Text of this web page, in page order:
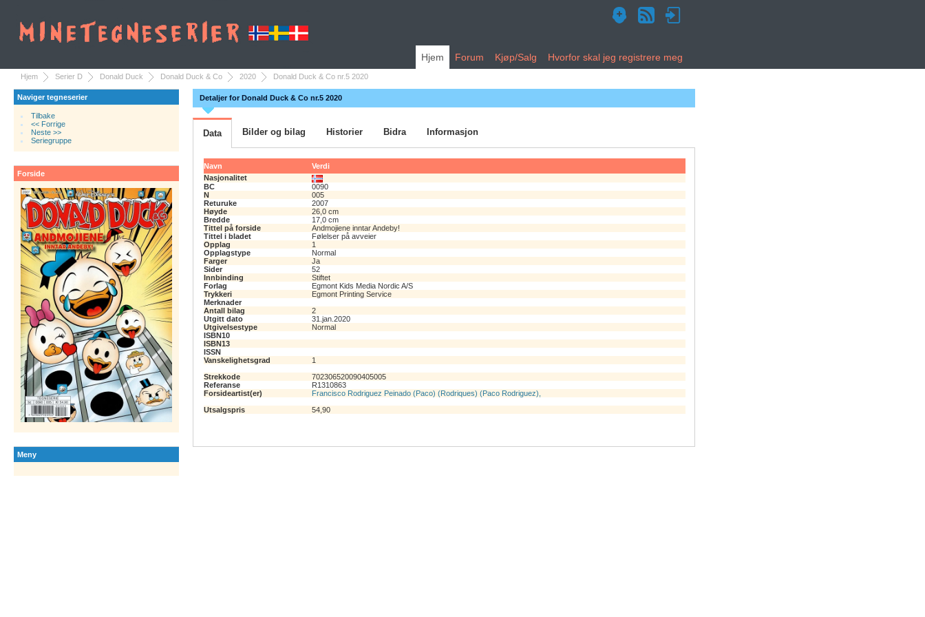
Hjem Forum Kjøp/Salg Hvorfor skal jeg registrere meg
Hjem Serier D Donald Duck Donald Duck & Co 2020 Donald Duck & Co nr.5 2020
Naviger tegneserier
Tilbake
<< Forrige
Neste >>
Seriegruppe
Forside
Meny
Detaljer for Donald Duck & Co nr.5 2020
Data Bilder og bilag Historier Bidra Informasjon
Navn
Verdi
Nasjonalitet
BC
0090
N
005
Returuke
2007
Høyde
26,0 cm
Bredde
17,0 cm
Tittel på forside
Andmojiene inntar Andeby!
Tittel i bladet
Følelser på avveier
Opplag
1
Opplagstype
Normal
Farger
Ja
Sider
52
Innbinding
Stiftet
Forlag
Egmont Kids Media Nordic A/S
Trykkeri
Egmont Printing Service
Merknader
Antall bilag
2
Utgitt dato
31.jan.2020
Utgivelsestype
Normal
ISBN10
ISBN13
ISSN
Vanskelighetsgrad
1
Strekkode
702306520090405005
Referanse
R1310863
Forsideartist(er)
Francisco Rodriguez Peinado (Paco) (Rodriques) (Paco Rodriguez),
Utsalgspris
54,90